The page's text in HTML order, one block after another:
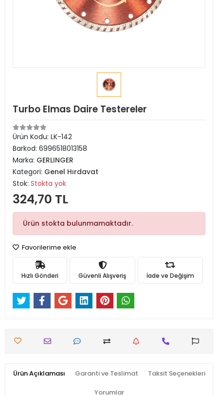
Turbo Elmas Daire Testereler
Ürün Kodu: LK-142
Barkod: 6996518013158
Marka: GERLINGER
Kategori: Genel Hırdavat
Stok: Stokta yok
324,70 TL
Ürün stokta bulunmamaktadır.
Favorilerime ekle
Hızlı Gönderi Güvenli Alışveriş İade ve Değişim
Ürün Açıklaması Garanti ve Teslimat Taksit Seçenekleri
Yorumlar